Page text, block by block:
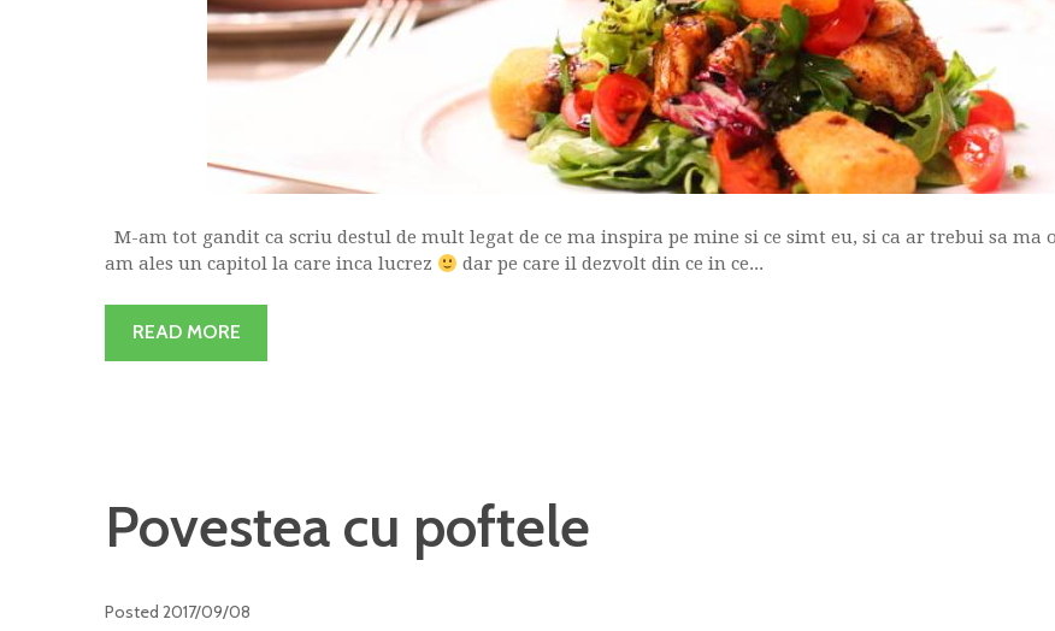
M-am tot gandit ca scriu destul de mult legat de ce ma inspira pe mine si ce simt eu, si ca ar trebui sa ma
am ales un capitol la care inca lucrez
dar pe care il dezvolt din ce in ce...
READ MORE
Povestea cu poftele
Posted 2017/09/08